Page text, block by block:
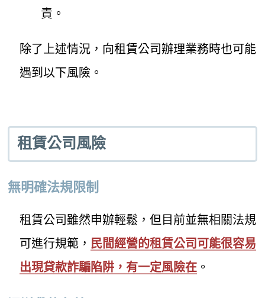
責。
除了上述情況，向租賃公司辦理業務時也可能
遇到以下風險。
租賃公司風險
無明確法規限制
租賃公司雖然申辦輕鬆，但目前並無相關法規
可進行規範， 民間經營的租賃公司可能很容易
出現貸款詐騙陷阱，有一定風險在 。